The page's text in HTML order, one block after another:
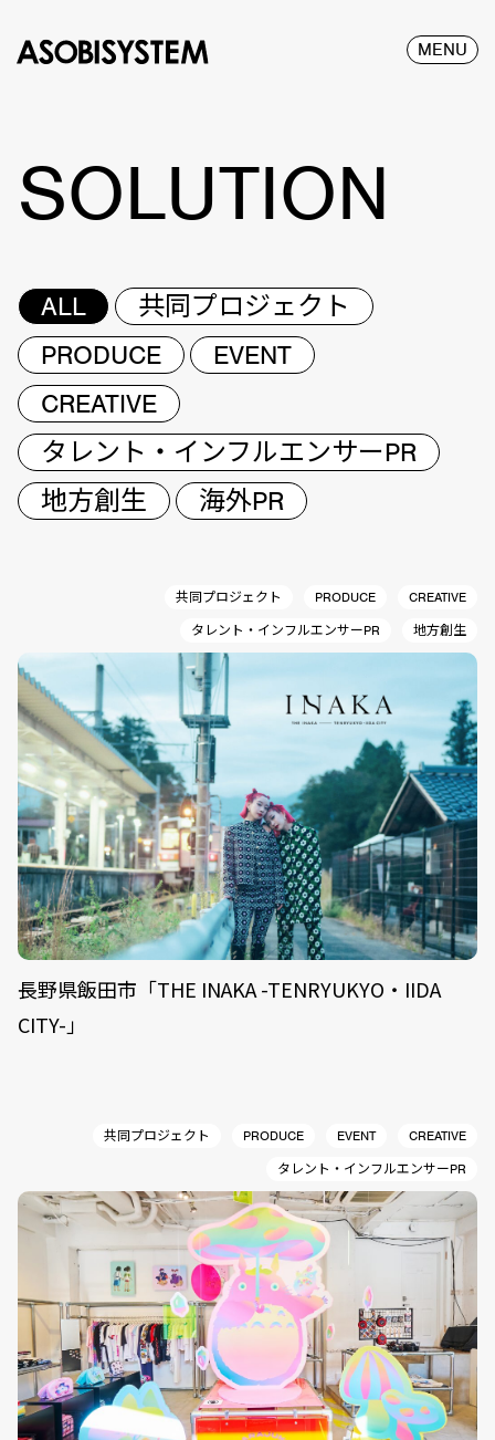
MENU
ALL
共同プロジェクト
PRODUCE
EVENT
CREATIVE
タレント・インフルエンサーPR
地方創生
海外PR
SOLUTION
共同プロジェクト PRODUCE
CREATIVE
タレント・インフルエンサーPR
地方創生
長野県飯田市「THE INAKA -TENRYUKYO・IIDA
CITY-」
共同プロジェクト PRODUCE EVENT
CREATIVE
タレント・インフルエンサーPR